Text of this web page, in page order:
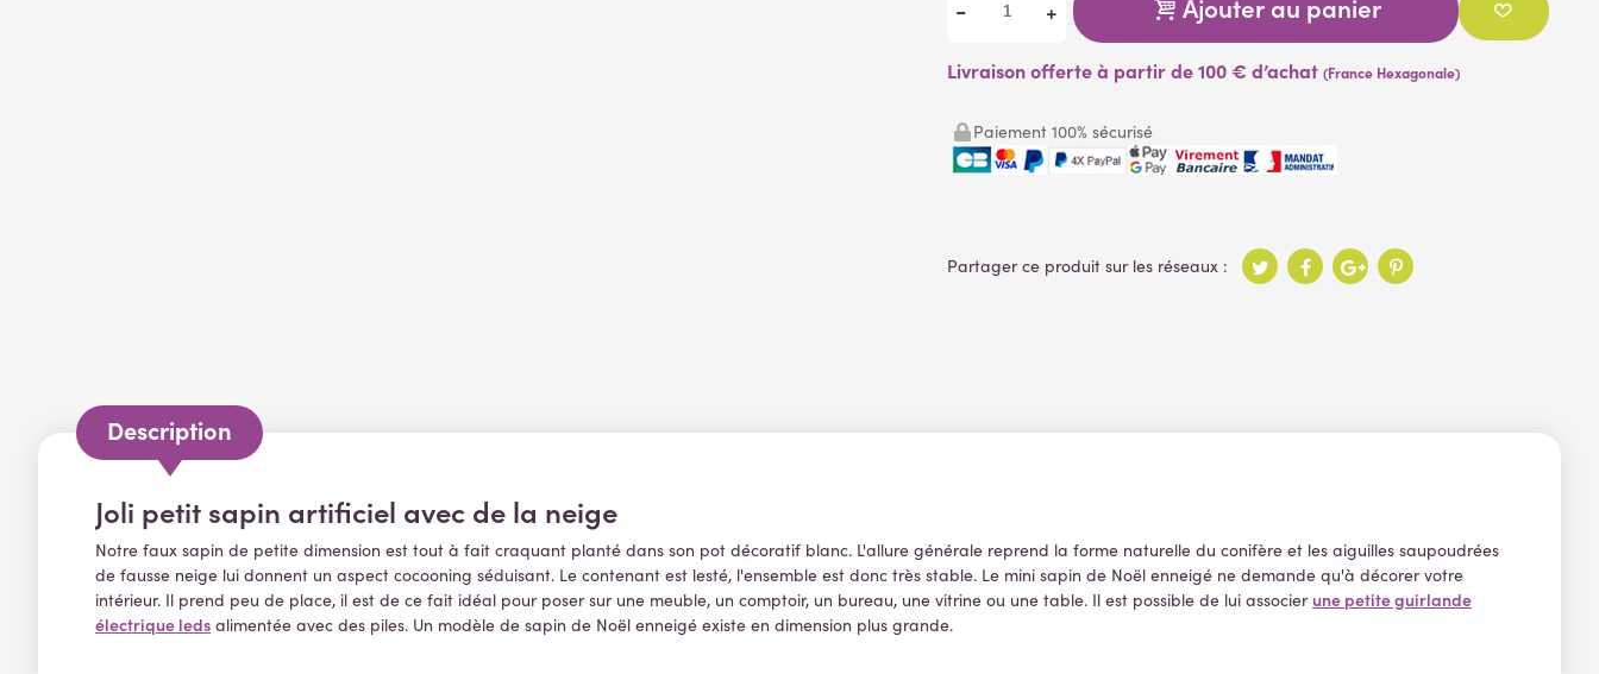
- + Ajouter au panier
Livraison offerte à partir de 100 € d’achat(France Hexagonale)
Paiement 100% sécurisé
Description
Joli petit sapin artificiel avec de la neige
Notre faux sapin de petite dimension est tout à fait craquant planté dans son pot décoratif blanc. L'allure générale reprend la forme naturelle du conifère et les aiguilles saupoudrées
de fausse neige lui donnent un aspect cocooning séduisant. Le contenant est lesté, l'ensemble est donc très stable. Le mini sapin de Noël enneigé ne demande qu'à décorer votre
intérieur. Il prend peu de place, il est de ce fait idéal pour poser sur une meuble, un comptoir, un bureau, une vitrine ou une table. Il est possible de lui associer une petite guirlande
électrique leds alimentée avec des piles. Un modèle de sapin de Noël enneigé existe en dimension plus grande.